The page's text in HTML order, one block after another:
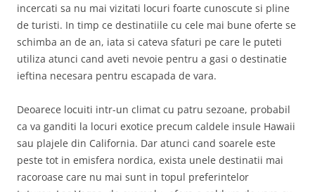
incercati sa nu mai vizitati locuri foarte cunoscute si pline
de turisti. In timp ce destinatiile cu cele mai bune oferte se
schimba an de an, iata si cateva sfaturi pe care le puteti
utiliza atunci cand aveti nevoie pentru a gasi o destinatie
ieftina necesara pentru escapada de vara.
Deoarece locuiti intr-un climat cu patru sezoane, probabil
ca va ganditi la locuri exotice precum caldele insule Hawaii
sau plajele din California. Dar atunci cand soarele este
peste tot in emisfera nordica, exista unele destinatii mai
racoroase care nu mai sunt in topul preferintelor